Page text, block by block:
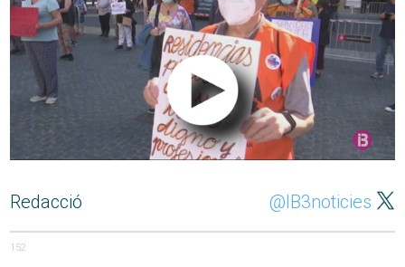
Redacció @IB3noticies
152